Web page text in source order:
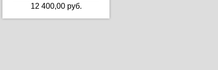
12 400,00 руб.